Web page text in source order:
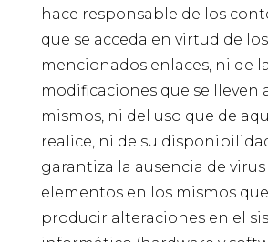
hace responsable de los
que se acceda en virtud de los
mencionados enlaces, ni de
modificaciones que se lleven
mismos, ni del uso que de
realice, ni de su
garantiza la ausencia de
elementos en los mismos
producir alteraciones en el